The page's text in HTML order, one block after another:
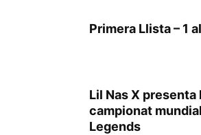
Primera Llista – 1
Lil Nas X presenta
campionat
Legends